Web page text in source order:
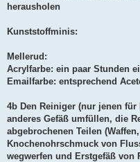
herausholen
Kunststoffminis:
Mellerud:
Acrylfarbe: ein paar Stunden
Emailfarbe: entsprechend
4b Den Reiniger (nur jenen
anderes Gefäß umfüllen, die
abgebrochenen Teilen
Knochenohrschmuck von
wegwerfen und Erstgefäß von